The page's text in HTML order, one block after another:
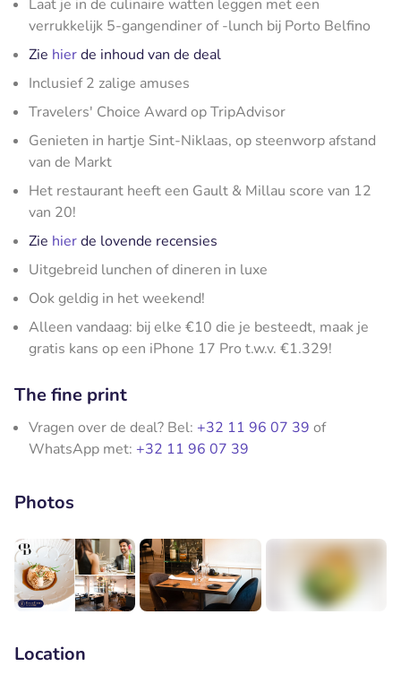
Laat je in de culinaire watten leggen met een
verrukkelijk 5-gangendiner of -lunch bij Porto Belfino
Zie hierde inhoud van de deal
Inclusief 2 zalige amuses
Travelers' Choice Award op TripAdvisor
Genieten in hartje Sint-Niklaas, op steenworp afstand
van de Markt
Het restaurant heeft een Gault & Millau score van 12
van 20!
Zie hierde lovende recensies
Uitgebreid lunchen of dineren in luxe
Ook geldig in het weekend!
Alleen vandaag: bij elke €10 die je besteedt, maak je
gratis kans op een iPhone 17 Pro t.w.v. €1.329!
The fine print
Vragen over de deal? Bel: +32 11 96 07 39 of
WhatsApp met: +32 11 96 07 39
Photos
Location